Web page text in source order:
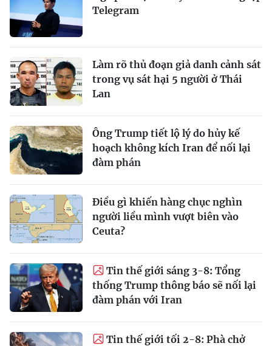
Telegram
Làm rõ thủ đoạn giả danh cảnh sát
trong vụ sát hại 5 người ở Thái
Lan
Ông Trump tiết lộ lý do hủy kế
hoạch không kích Iran để nối lại
đàm phán
Điều gì khiến hàng chục nghìn
người liều mình vượt biên vào
Ceuta?
Tin thế giới sáng 3-8: Tổng
thống Trump thông báo sẽ nối lại
đàm phán với Iran
Tin thế giới tối 2-8: Phà chở